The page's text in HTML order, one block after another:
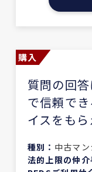
購入
質問の回
で信頼で
イスをも
種別： 中古マ
法的上限の仲